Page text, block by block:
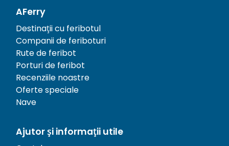
AFerry
Destinații cu feribotul
Companii de feriboturi
Rute de feribot
Porturi de feribot
Recenziile noastre
Oferte speciale
Nave
Ajutor și informații utile